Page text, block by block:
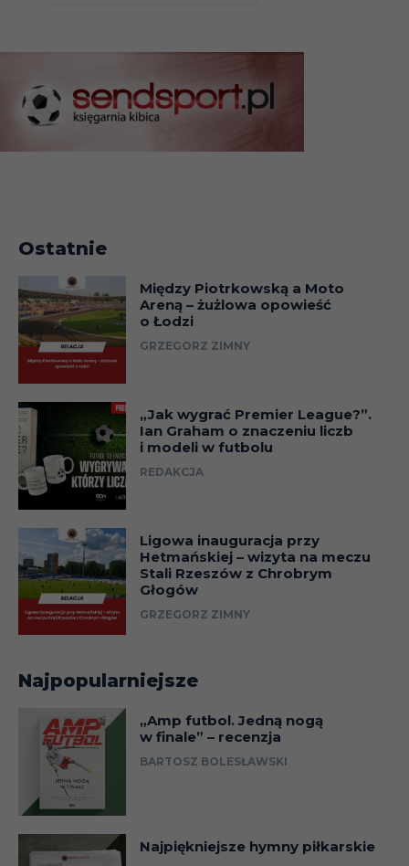
Ostatnie
Między Piotrkowską a Moto
Areną – żużlowa opowieść
o Łodzi
GRZEGORZ ZIMNY
„Jak wygrać Premier League?”.
Ian Graham o znaczeniu liczb
i modeli w futbolu
REDAKCJA
Ligowa inauguracja przy
Hetmańskiej – wizyta na meczu
Stali Rzeszów z Chrobrym
Głogów
GRZEGORZ ZIMNY
Najpopularniejsze
„Amp futbol. Jedną nogą
w finale” – recenzja
BARTOSZ BOLESŁAWSKI
Najpiękniejsze hymny piłkarskie